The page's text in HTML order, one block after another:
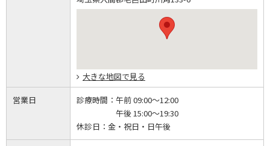
大きな地図で見る
営業日 診療時間： 午前 09:00～12:00
午後 15:00～19:30
休診日： 金・祝日・日午後